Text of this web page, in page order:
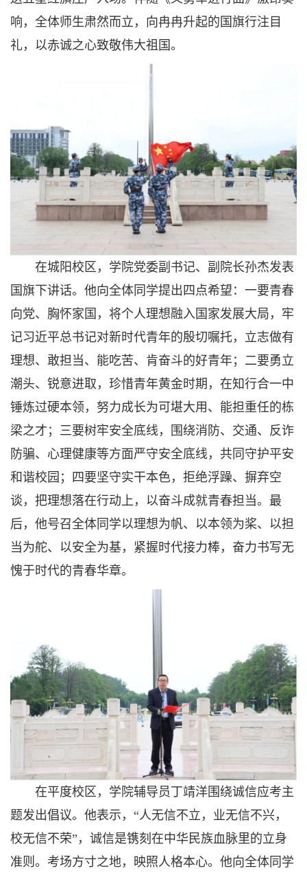
响，全体师生肃然而立，向冉冉升起的国旗行注目
礼，以赤诚之心致敬伟大祖国。
在城阳校区，学院党委副书记、副院长孙杰发表
国旗下讲话。他向全体同学提出四点希望：一要青春
向党、胸怀家国，将个人理想融入国家发展大局，牢
记习近平总书记对新时代青年的殷切嘱托，立志做有
理想、敢担当、能吃苦、肯奋斗的好青年；二要勇立
潮头、锐意进取，珍惜青年黄金时期，在知行合一中
锤炼过硬本领，努力成长为可堪大用、能担重任的栋
梁之才；三要树牢安全底线，围绕消防、交通、反诈
防骗、心理健康等方面严守安全底线，共同守护平安
和谐校园；四要坚守实干本色，拒绝浮躁、摒弃空
谈，把理想落在行动上，以奋斗成就青春担当。最
后，他号召全体同学以理想为帆、以本领为桨、以担
当为舵、以安全为基，紧握时代接力棒，奋力书写无
愧于时代的青春华章。
在平度校区，学院辅导员丁靖洋围绕诚信应考主
题发出倡议。他表示，“人无信不立，业无信不兴，
校无信不荣”，诚信是镌刻在中华民族血脉里的立身
准则。考场方寸之地，映照人格本心。他向全体同学